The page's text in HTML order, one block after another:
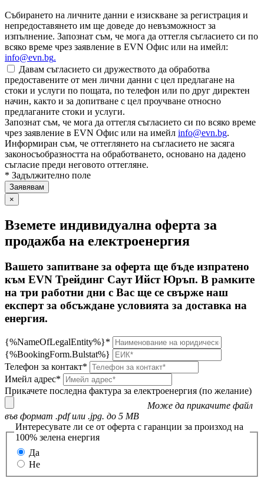
Събирането на личните данни е изискване за регистрация и
непредоставянето им ще доведе до невъзможност за
изпълнение. Запознат съм, че мога да оттегля съгласието си по
всяко време чрез заявление в EVN Офис или на имейл:
info@evn.bg.
Давам съгласието си дружеството да обработва
предоставените от мен лични данни с цел предлагане на
стоки и услуги по пощата, по телефон или по друг директен
начин, както и за допитване с цел проучване относно
предлаганите стоки и услуги.
Запознат съм, че мога да оттегля съгласието си по всяко време
чрез заявление в EVN Офис или на имейл info@evn.bg.
Информиран съм, че оттеглянето на съгласието не засяга
законосъобразността на обработването, основано на дадено
съгласие преди неговото оттегляне.
* Задължително поле
×
Вземете индивидуална оферта за
продажба на електроенергия
Вашето запитване за оферта ще бъде изпратено
към EVN Трейдинг Саут Ийст Юръп. В рамките
на три работни дни с Вас ще се свърже наш
експерт за обсъждане условията за доставка на
енергия.
{%NameOfLegalEntity%}*
{%BookingForm.Bulstat%}
Телефон за контакт*
Имейл адрес*
Прикачете последна фактура за електроенергия (по желание)
Може да прикачите файл
във формат .pdf или .jpg. до 5 MB
Интересувате ли се от оферта с гаранции за произход на
100% зелена енергия
Да
Не